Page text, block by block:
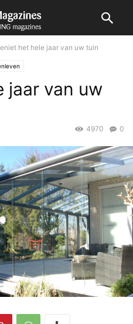
het hele jaar van uw tuin
jaar van uw
0
4970